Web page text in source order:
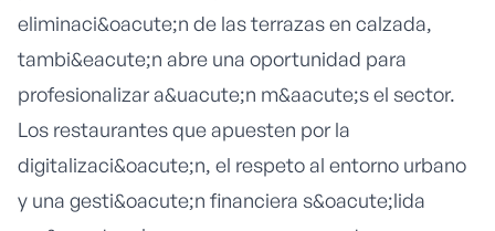
eliminaci&oacute;n de las terrazas en calzada,
tambi&eacute;n abre una oportunidad para
profesionalizar a&uacute;n m&aacute;s el sector.
Los restaurantes que apuesten por la
digitalizaci&oacute;n, el respeto al entorno urbano
y una gesti&oacute;n financiera s&oacute;lida